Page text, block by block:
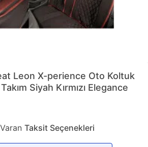
Leon X-perience Oto Koltuk
Siyah Kırmızı Elegance
Taksit Seçenekleri